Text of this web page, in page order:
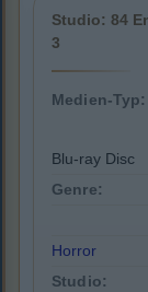
Studio: 84
3
Medien-Typ:
Blu-ray Disc
Genre:
Horror
Studio: